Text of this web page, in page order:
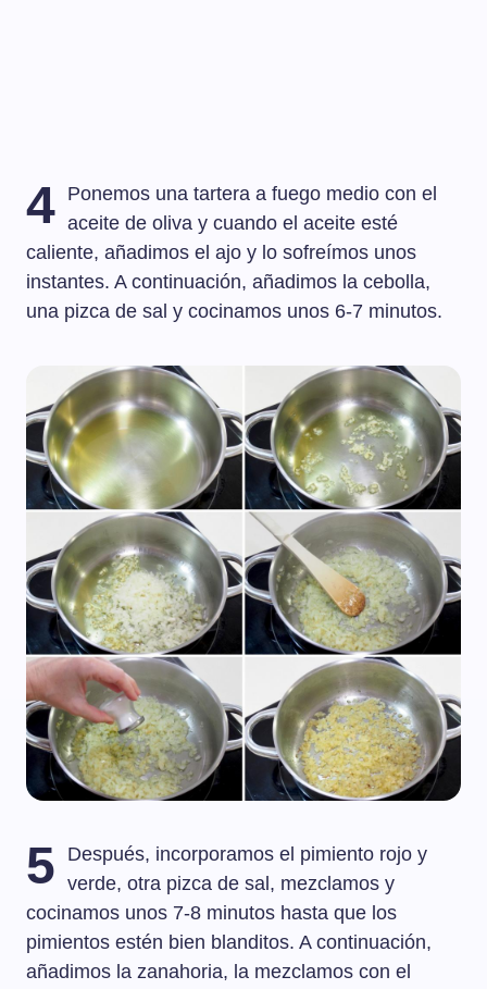
4 Ponemos una tartera a fuego medio con el
aceite de oliva y cuando el aceite esté
caliente, añadimos el ajo y lo sofreímos unos
instantes. A continuación, añadimos la cebolla,
una pizca de sal y cocinamos unos 6-7 minutos.
5
Después, incorporamos el pimiento rojo y
verde, otra pizca de sal, mezclamos y
cocinamos unos 7-8 minutos hasta que los
pimientos estén bien blanditos. A continuación,
añadimos la zanahoria, la mezclamos con el